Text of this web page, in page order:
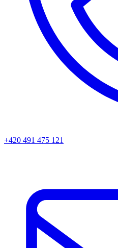
+420 491 475 121